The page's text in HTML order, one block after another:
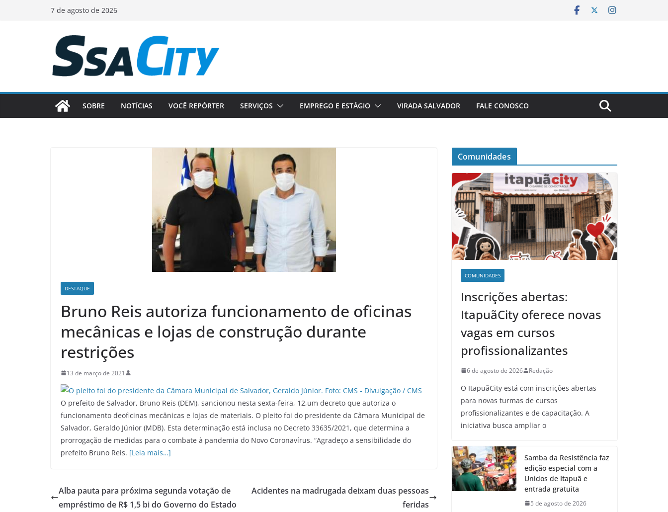
7 de agosto de 2026
SOBRE NOTÍCIAS VOCÊ REPÓRTER SERVIÇOS EMPREGO E ESTÁGIO VIRADA SALVADOR FALE CONOSCO
DESTAQUE
Bruno Reis autoriza funcionamento de oficinas
mecânicas e lojas de construção durante
restrições
13 de março de 2021
O prefeito de Salvador, Bruno Reis (DEM), sancionou nesta sexta-feira, 12,um decreto que autoriza o
funcionamento deoficinas mecânicas e lojas de materiais. O pleito foi do presidente da Câmara Municipal de
Salvador, Geraldo Júnior (MDB). Esta determinação está inclusa no Decreto 33635/2021, que determina a
prorrogação de medidas para o combate à pandemia do Novo Coronavírus. “Agradeço a sensibilidade do
prefeito Bruno Reis. [Leia mais…]
Alba pauta para próxima segunda votação de
empréstimo de R$ 1,5 bi do Governo do Estado
Acidentes na madrugada deixam duas pessoas
feridas
Comunidades
COMUNIDADES
Inscrições abertas:
ItapuãCity oferece novas
vagas em cursos
profissionalizantes
6 de agosto de 2026 Redação
O ItapuãCity está com inscrições abertas
para novas turmas de cursos
profissionalizantes e de capacitação. A
iniciativa busca ampliar o
Samba da Resistência faz
edição especial com a
Unidos de Itapuã e
entrada gratuita
5 de agosto de 2026